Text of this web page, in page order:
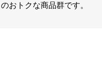
おトクな商品群です。